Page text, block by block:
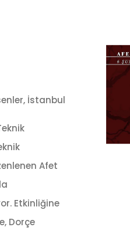
İstanbul
Afet
Etkinliğine
Dorçe